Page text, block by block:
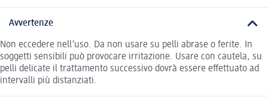
Avvertenze
Non eccedere nell’uso. Da non usare su pelli abrase o ferite. In
soggetti sensibili può provocare irritazione. Usare con cautela, su
pelli delicate il trattamento successivo dovrà essere effettuato ad
intervalli più distanziati.